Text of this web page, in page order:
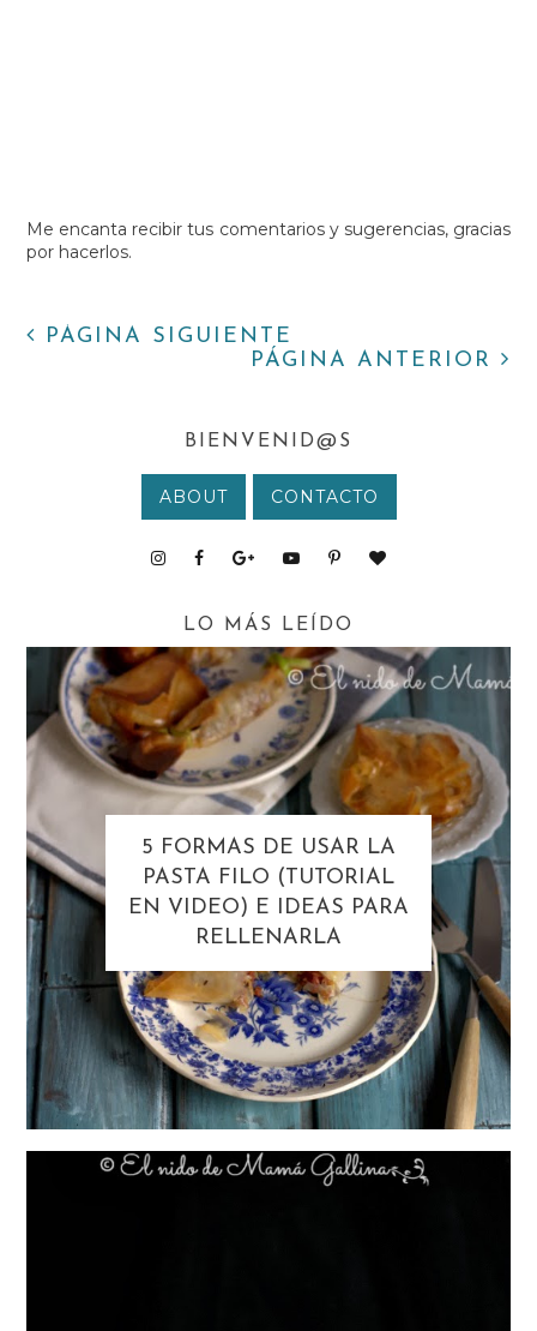
Me encanta recibir tus comentarios y sugerencias, gracias
por hacerlos.
PÁGINA SIGUIENTE
PÁGINA ANTERIOR
BIENVENID@S
ABOUT CONTACTO
LO MÁS LEÍDO
5 FORMAS DE USAR LA
PASTA FILO (TUTORIAL
EN VIDEO) E IDEAS PARA
RELLENARLA